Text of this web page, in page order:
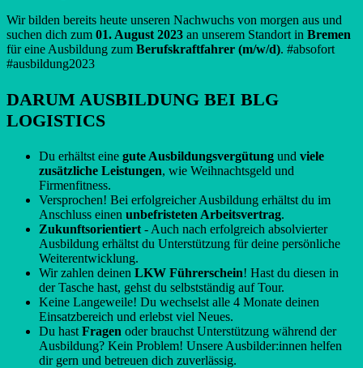
Wir bilden bereits heute unseren Nachwuchs von morgen aus und
suchen dich zum 01. August 2023 an unserem Standort in Bremen
für eine Ausbildung zum Berufskraftfahrer (m/w/d). #absofort
#ausbildung2023
DARUM AUSBILDUNG BEI BLG
LOGISTICS
Du erhältst eine gute Ausbildungsvergütung und viele
zusätzliche Leistungen, wie Weihnachtsgeld und
Firmenfitness.
Versprochen! Bei erfolgreicher Ausbildung erhältst du im
Anschluss einen unbefristeten Arbeitsvertrag.
Zukunftsorientiert - Auch nach erfolgreich absolvierter
Ausbildung erhältst du Unterstützung für deine persönliche
Weiterentwicklung.
Wir zahlen deinen LKW Führerschein! Hast du diesen in
der Tasche hast, gehst du selbstständig auf Tour.
Keine Langeweile! Du wechselst alle 4 Monate deinen
Einsatzbereich und erlebst viel Neues.
Du hast Fragen oder brauchst Unterstützung während der
Ausbildung? Kein Problem! Unsere Ausbilder:innen helfen
dir gern und betreuen dich zuverlässig.